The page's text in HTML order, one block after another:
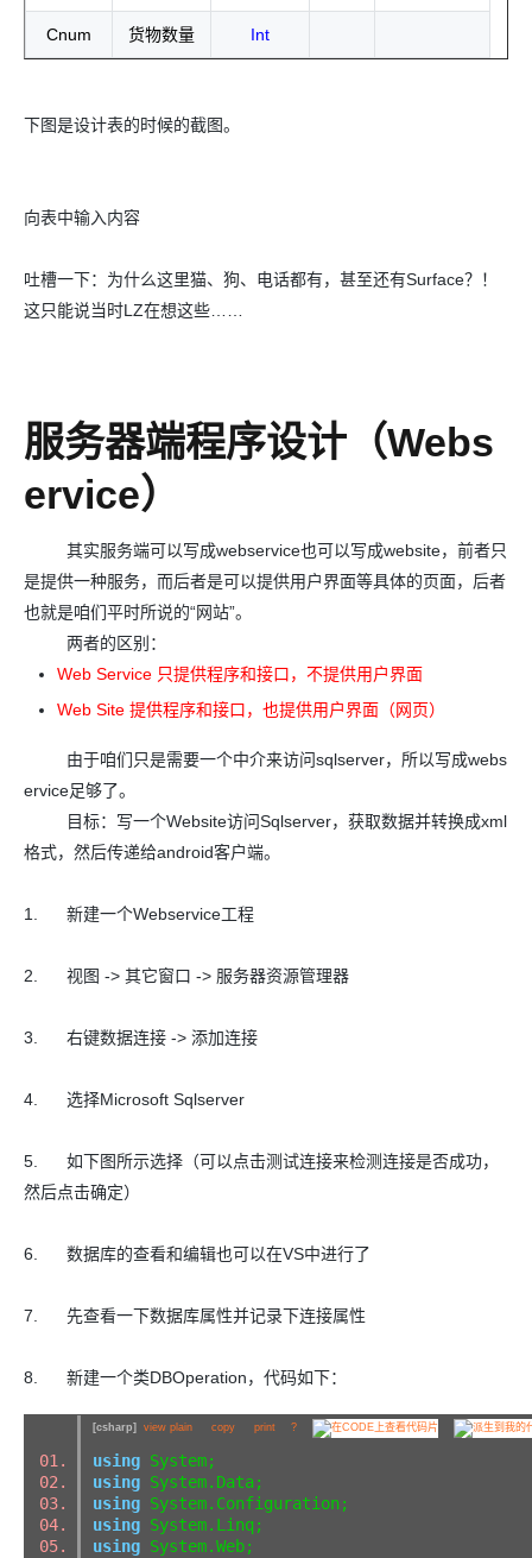
Cnum 货物数量 Int
下图是设计表的时候的截图。
向表中输入内容
吐槽一下：为什么这里猫、狗、电话都有，甚至还有Surface？！
这只能说当时LZ在想这些……
服务器端程序设计（Webs
ervice）
其实服务端可以写成webservice也可以写成website，前者只
是提供一种服务，而后者是可以提供用户界面等具体的页面，后者
也就是咱们平时所说的“网站”。
两者的区别：
Web Service 只提供程序和接口，不提供用户界面
Web Site 提供程序和接口，也提供用户界面（网页）
由于咱们只是需要一个中介来访问sqlserver，所以写成webs
ervice足够了。
目标：写一个Website访问Sqlserver，获取数据并转换成xml
格式，然后传递给android客户端。
1. 新建一个Webservice工程
2. 视图 -> 其它窗口 -> 服务器资源管理器
3. 右键数据连接 -> 添加连接
4. 选择Microsoft Sqlserver
5. 如下图所示选择（可以点击测试连接来检测连接是否成功，
然后点击确定）
6. 数据库的查看和编辑也可以在VS中进行了
7. 先查看一下数据库属性并记录下连接属性
8. 新建一个类DBOperation，代码如下：
[csharp] view plain copy print ?
using System;
using System.Data;
using System.Configuration;
using System.Linq;
using System.Web;